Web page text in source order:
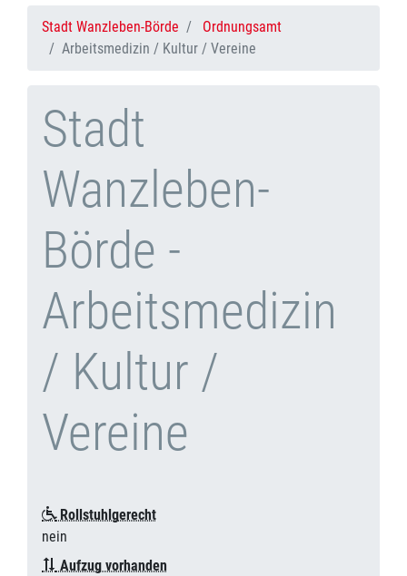
Stadt Wanzleben-Börde
Ordnungsamt
Arbeitsmedizin / Kultur / Vereine
Stadt
Wanzleben-
Börde -
Arbeitsmedizin
/ Kultur /
Vereine
Rollstuhlgerecht
nein
Aufzug vorhanden